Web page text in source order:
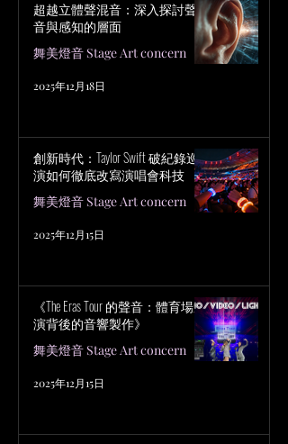
超越立體聲混音：深入探討聲
音與感知的層面
舞美燈音 Stage Art concern
2025年12月18日
創新時代：Taylor Swift 破紀錄巡
演如何徹底改寫演唱會科技
舞美燈音 Stage Art concern
2025年12月15日
《The Eras Tour 的聲音：體育場巡
演背後的音響製作》
舞美燈音 Stage Art concern
2025年12月15日